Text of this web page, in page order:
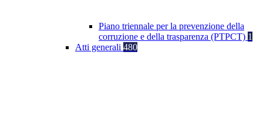
Piano triennale per la prevenzione della
corruzione e della trasparenza (PTPCT) 1
Atti generali 480